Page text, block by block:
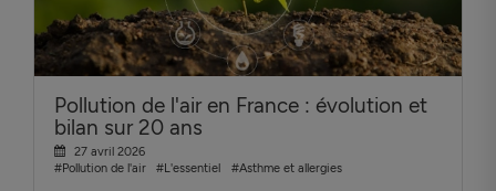
Pollution de l'air en France : évolution et
bilan sur 20 ans
27 avril 2026
#Pollution de l'air
#L'essentiel #Asthme et allergies